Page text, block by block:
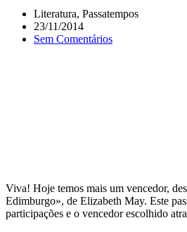
Literatura, Passatempos
23/11/2014
Sem Comentários
Viva! Hoje temos mais um vencedor,
Edimburgo», de Elizabeth May. Este
participações e o vencedor escolhido